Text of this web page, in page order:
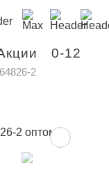
0-12
2